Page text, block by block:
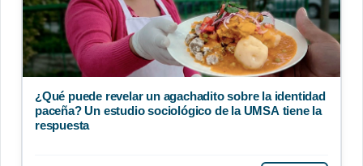
¿Qué puede revelar un agachadito sobre la identidad
paceña? Un estudio sociológico de la UMSA tiene la
respuesta